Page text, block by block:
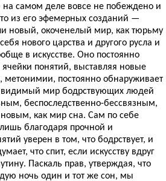
на самом деле вовсе не побеждено и
из его эфемерных созданий —
новый, окоченелый мир, как тюрьму
нового царства и другого русла и
в искусстве. Оно постоянно
ячейки понятий, выставляя новые
метонимии, постоянно обнаруживает
видимый мир бодрствующих людей
беспоследственно-бессвязным,
как мир сна. Сам по себе
благодаря прочной и
уверен в том, что бодрствует, и
что спит, если искусству вдруг
Паскаль прав, утверждая, что
ночь один и тот же сон, мы